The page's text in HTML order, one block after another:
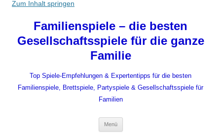
Zum Inhalt springen
Familienspiele – die besten
Gesellschaftsspiele für die ganze
Familie
Top Spiele-Empfehlungen & Expertentipps für die besten
Familienspiele, Brettspiele, Partyspiele & Gesellschaftsspiele für
Familien
Menü